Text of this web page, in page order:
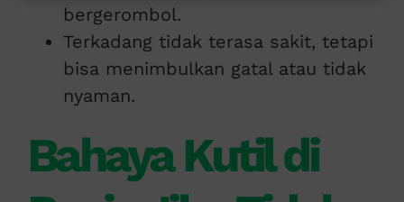
bergerombol.
Terkadang tidak terasa sakit, tetapi
bisa menimbulkan gatal atau tidak
nyaman.
Bahaya Kutil di